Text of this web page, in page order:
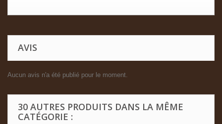
AVIS
Aucun avis n'a été publié pour le moment.
30 AUTRES PRODUITS DANS LA MÊME
CATÉGORIE :